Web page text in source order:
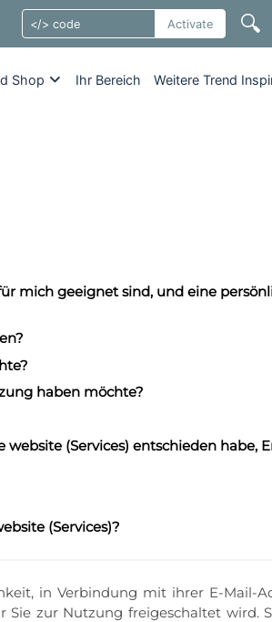
Activate 🔍
Shop Ihr Bereich Weitere Trend
mich geeignet sind, und eine
haben möchte?
(Services) entschieden habe,
(Services)?
in Verbindung mit ihrer E-Mail-
zur Nutzung freigeschaltet wird.